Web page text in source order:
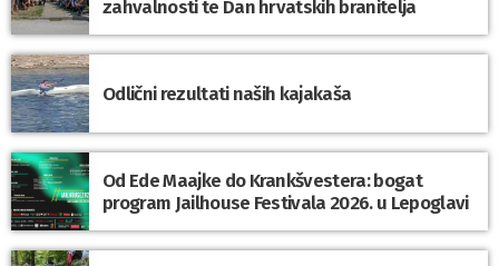
zahvalnosti te Dan hrvatskih branitelja
Odlični rezultati naših kajakaša
Od Ede Maajke do Krankšvestera: bogat
program Jailhouse Festivala 2026. u Lepoglavi